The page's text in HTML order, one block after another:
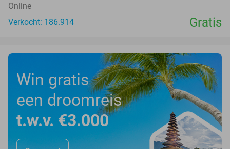
Online
Verkocht: 186.914
Gratis
Win gratis
een droomreis
t.w.v. €3.000